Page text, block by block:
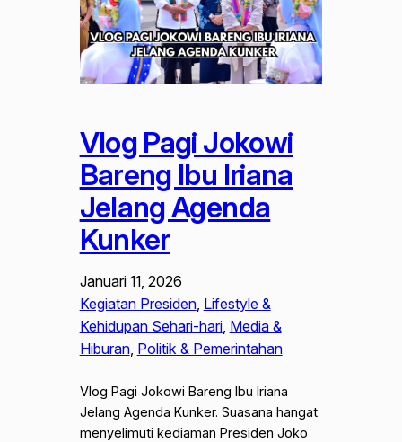
Vlog Pagi Jokowi
Bareng Ibu Iriana
Jelang Agenda
Kunker
Januari 11, 2026
Kegiatan Presiden, Lifestyle &
Kehidupan Sehari-hari, Media &
Hiburan, Politik & Pemerintahan
Vlog Pagi Jokowi Bareng Ibu Iriana
Jelang Agenda Kunker. Suasana hangat
menyelimuti kediaman Presiden Joko